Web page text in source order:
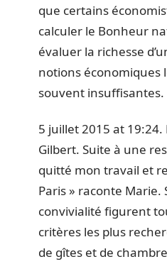
que certains
calculer le Bonheur
évaluer la richesse
notions économiques
souvent insuffisantes.
5 juillet 2015 at 19:24.
Gilbert. Suite à une
quitté mon travail et
Paris » raconte Marie.
convivialité figurent
critères les plus
de gîtes et de